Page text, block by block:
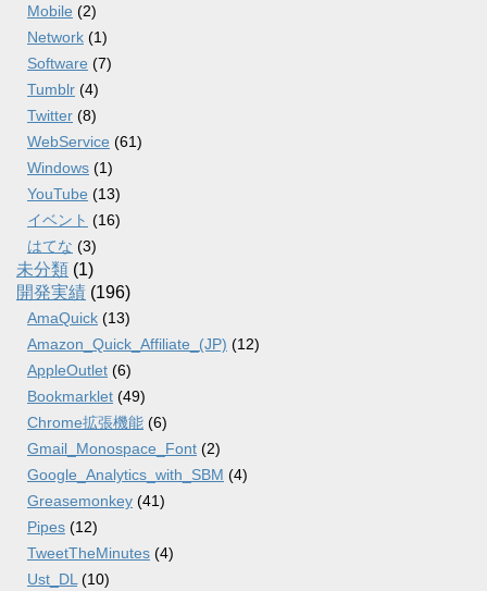
Mobile (2)
Network (1)
Software (7)
Tumblr (4)
Twitter (8)
WebService (61)
Windows (1)
YouTube (13)
イベント (16)
はてな (3)
未分類 (1)
開発実績 (196)
AmaQuick (13)
Amazon_Quick_Affiliate_(JP) (12)
AppleOutlet (6)
Bookmarklet (49)
Chrome拡張機能 (6)
Gmail_Monospace_Font (2)
Google_Analytics_with_SBM (4)
Greasemonkey (41)
Pipes (12)
TweetTheMinutes (4)
Ust_DL (10)